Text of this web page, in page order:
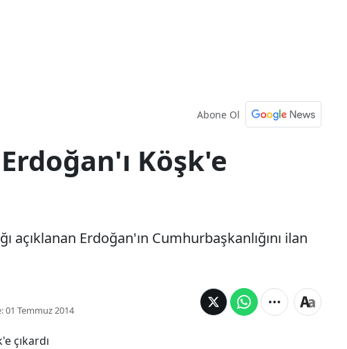
Abone Ol
Köşk'e
açıklanan Erdoğan'ın Cumhurbaşkanlığını ilan
01 Temmuz 2014